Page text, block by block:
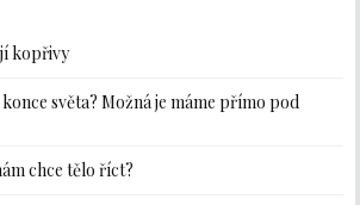
kopřivy
světa? Možná je máme přímo pod
chce tělo říct?